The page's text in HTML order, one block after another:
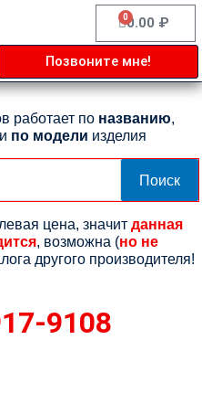
0.00 ₽
0
Cart
Позвоните мне!
работает по названию,
и по модели изделия
Поиск
цена, значит данная
, возможна (но не
другого производителя!
9108